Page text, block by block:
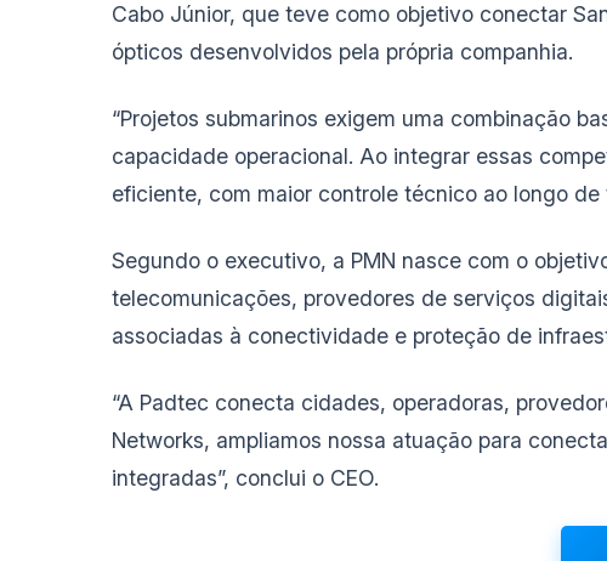
Cabo Júnior, que teve como objetivo conectar
ópticos desenvolvidos pela própria companhia.
“Projetos submarinos exigem uma combinação
capacidade operacional. Ao integrar essas
eficiente, com maior controle técnico ao longo
Segundo o executivo, a PMN nasce com o
telecomunicações, provedores de serviços
associadas à conectividade e proteção de
“A Padtec conecta cidades, operadoras,
Networks, ampliamos nossa atuação para
integradas”, conclui o CEO.